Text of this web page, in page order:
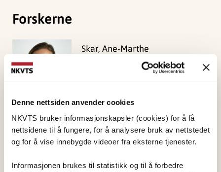
Denne nettsiden anvender cookies
NKVTS bruker informasjonskapsler (cookies) for å få
nettsidene til å fungere, for å analysere bruk av nettstedet
og for å vise innebygde videoer fra eksterne tjenester.
Informasjonen brukes til statistikk og til å forbedre
Forskerne
Skar, Ane-Marthe
Publisert:
19. mars 2026